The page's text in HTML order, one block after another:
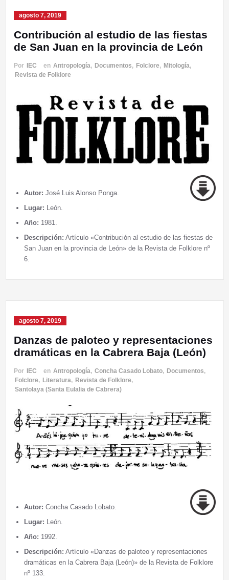
agosto 7, 2019
Contribución al estudio de las fiestas
de San Juan en la provincia de León
Por IEC en Antropología, Documentos, Folclore, Mitología,
Revista de Folklore
Autor: José Luis Alonso Ponga.
Lugar: León.
Año: 1981.
Descripción: Artículo «Contribución al estudio de las fiestas de
San Juan en la provincia de León» de la Revista de Folklore nº
6.
agosto 7, 2019
Danzas de paloteo y representaciones
dramáticas en la Cabrera Baja (León)
Por IEC en Antropología, Concha Casado Lobato, Documentos,
Folclore, Literatura, Revista de Folklore,
Santolaya (Santa Eulalia de Cabrera)
Autor: Concha Casado Lobato.
Lugar: León.
Año: 1992.
Descripción: Artículo «Danzas de paloteo y representaciones
dramáticas en la Cabrera Baja (León)» de la Revista de Folklore
nº 133.